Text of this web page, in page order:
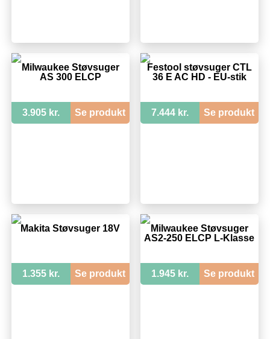
Milwaukee Støvsuger
AS 300 ELCP
3.905 kr. Se produkt
Festool støvsuger CTL
36 E AC HD - EU-stik
7.444 kr. Se produkt
Makita Støvsuger 18V
1.355 kr. Se produkt
Milwaukee Støvsuger
AS2-250 ELCP L-Klasse
1.945 kr. Se produkt